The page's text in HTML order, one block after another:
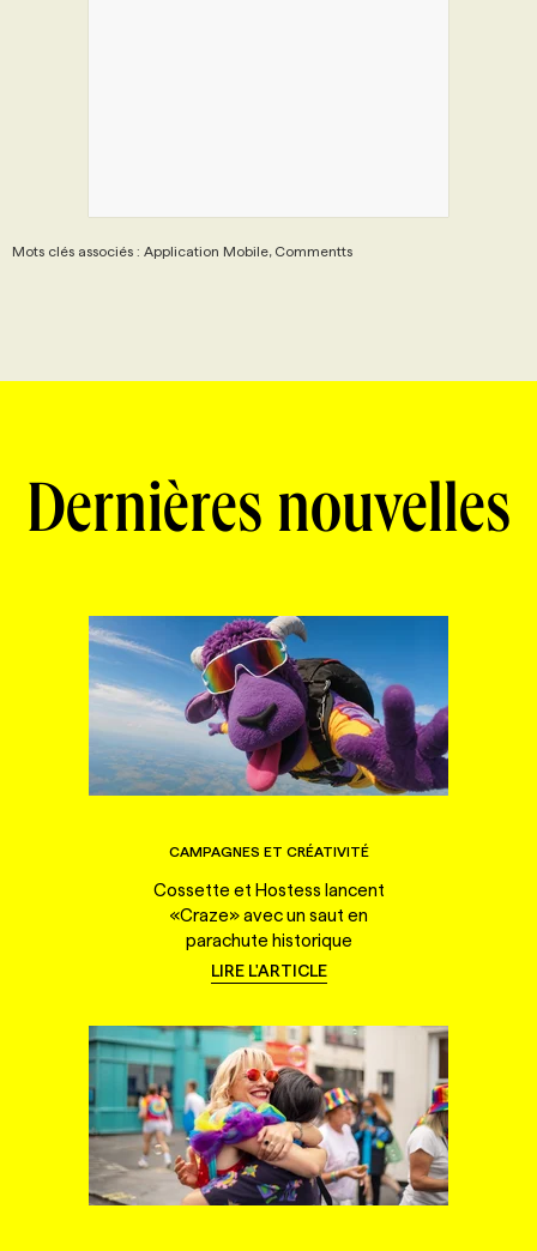
Mots clés associés : Application Mobile, Commentts
Dernières nouvelles
CAMPAGNES ET CRÉATIVITÉ
Cossette et Hostess lancent
«Craze» avec un saut en
parachute historique
LIRE L'ARTICLE